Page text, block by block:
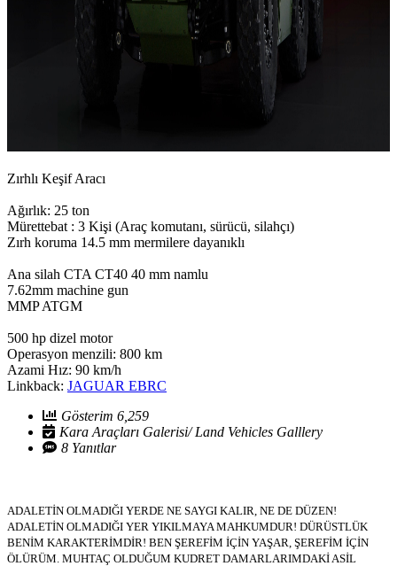
Zırhlı Keşif Aracı
Ağırlık: 25 ton
Mürettebat : 3 Kişi (Araç komutanı, sürücü, silahçı)
Zırh koruma 14.5 mm mermilere dayanıklı
Ana silah CTA CT40 40 mm namlu
7.62mm machine gun
MMP ATGM
500 hp dizel motor
Operasyon menzili: 800 km
Azami Hız: 90 km/h
Linkback: JAGUAR EBRC
Gösterim 6,259
Kara Araçları Galerisi/ Land Vehicles Galllery
8 Yanıtlar
ADALETİN OLMADIĞI YERDE NE SAYGI KALIR, NE DE DÜZEN!
ADALETİN OLMADIĞI YER YIKILMAYA MAHKUMDUR! DÜRÜSTLÜK
BENİM KARAKTERİMDİR! BEN ŞEREFİM İÇİN YAŞAR, ŞEREFİM İÇİN
ÖLÜRÜM. MUHTAÇ OLDUĞUM KUDRET DAMARLARIMDAKİ ASİL